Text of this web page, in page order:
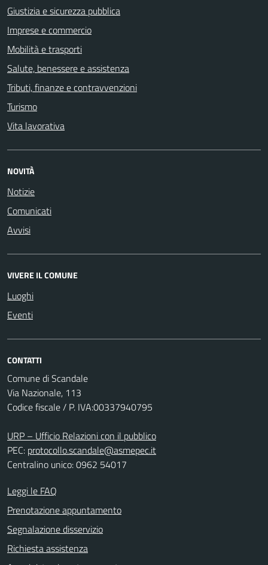
Giustizia e sicurezza pubblica
Imprese e commercio
Mobilità e trasporti
Salute, benessere e assistenza
Tributi, finanze e contravvenzioni
Turismo
Vita lavorativa
NOVITÀ
Notizie
Comunicati
Avvisi
VIVERE IL COMUNE
Luoghi
Eventi
CONTATTI
Comune di Scandale
Via Nazionale, 113
Codice fiscale / P. IVA:00337940795
URP – Ufficio Relazioni con il pubblico
PEC: protocollo.scandale@asmepec.it
Centralino unico: 0962 54017
Leggi le FAQ
Prenotazione appuntamento
Segnalazione disservizio
Richiesta assistenza